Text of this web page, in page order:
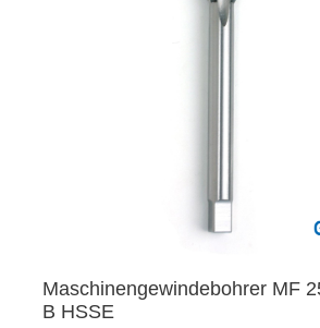
Maschinengewindebohrer MF
B HSSE